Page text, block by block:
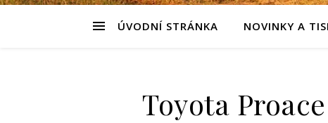
ÚVODNÍ STRÁNKA NOVINKY A
Toyota